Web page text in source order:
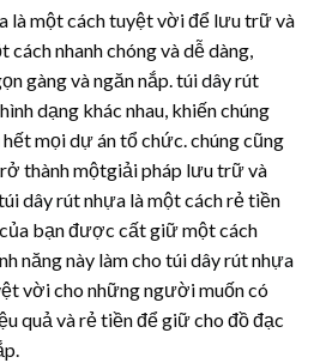
là một cách tuyệt vời để lưu trữ và
cách nhanh chóng và dễ dàng,
gàng và ngăn nắp. túidây rút
dạng khác nhau, khiến chúng
mọi dự án tổ chức. chúng cũng
thành mộtgiải pháp lưu trữ và
dây rút nhựa là một cách rẻ tiền
bạn được cất giữ một cách
năng này làm cho túidây rút nhựa
vời cho những người muốn có
quả và rẻ tiền để giữ cho đồ đạc